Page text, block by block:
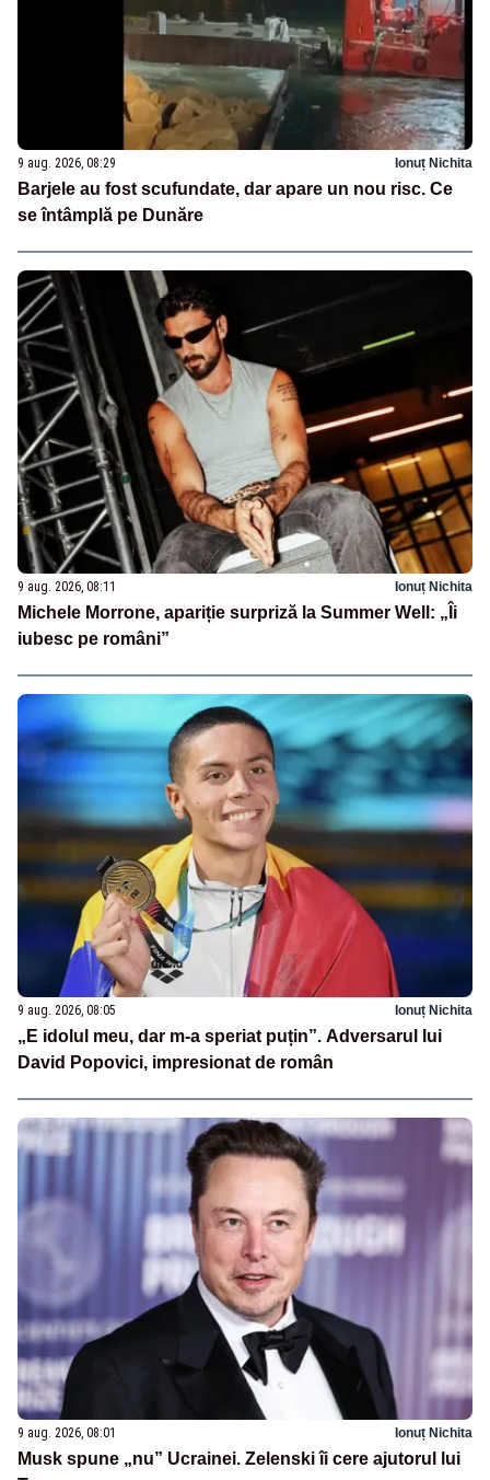
9 aug. 2026, 08:29 Ionuț Nichita
Barjele au fost scufundate, dar apare un nou risc. Ce
se întâmplă pe Dunăre
9 aug. 2026, 08:11 Ionuț Nichita
Michele Morrone, apariție surpriză la Summer Well: „Îi
iubesc pe români”
9 aug. 2026, 08:05 Ionuț Nichita
„E idolul meu, dar m-a speriat puțin”. Adversarul lui
David Popovici, impresionat de român
9 aug. 2026, 08:01 Ionuț Nichita
Musk spune „nu” Ucrainei. Zelenski îi cere ajutorul lui